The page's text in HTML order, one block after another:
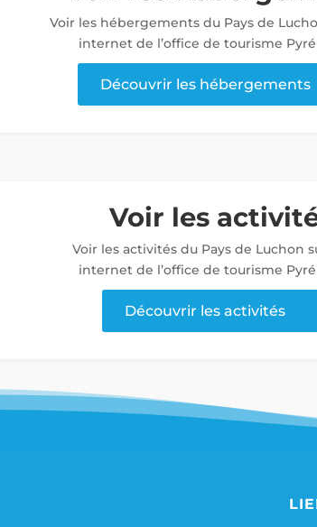
Voir les hébergements du Pays de
internet de l’office de tourisme
Découvrir les hébergements
Voir les
Voir les activités du Pays de Luchon
internet de l’office de tourisme
Découvrir les activités